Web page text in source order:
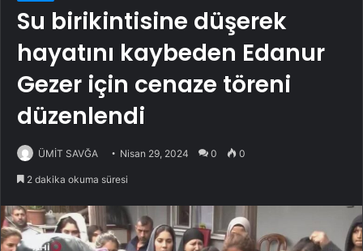
Su birikintisine düşerek
hayatını kaybeden Edanur
Gezer için cenaze töreni
düzenlendi
ÜMİT SAVĞA Nisan 29, 2024 0 0
2 dakika okuma süresi